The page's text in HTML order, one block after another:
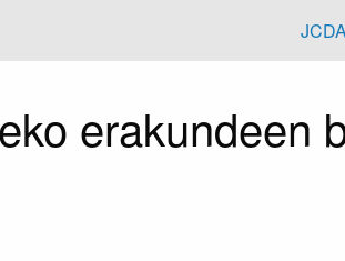
erakundeen